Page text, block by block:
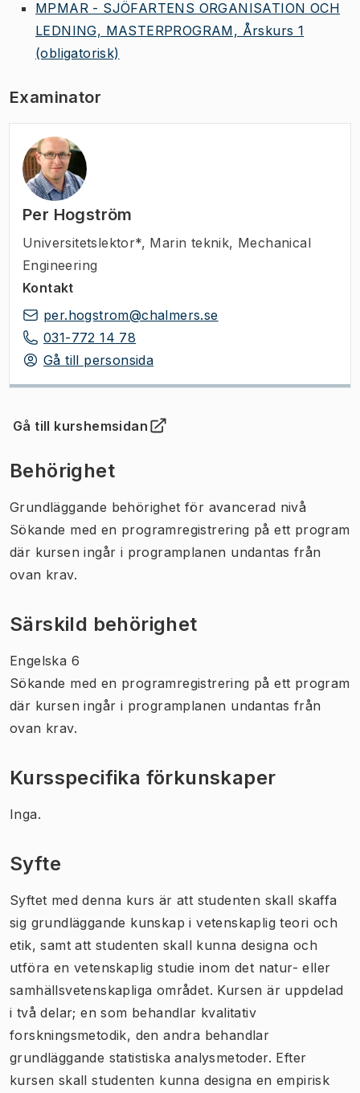
MPMAR - SJÖFARTENS ORGANISATION OCH
LEDNING, MASTERPROGRAM, Årskurs 1
(obligatorisk)
Examinator
Per Hogström
Universitetslektor*, Marin teknik, Mechanical
Engineering
Kontakt
per.hogstrom@chalmers.se
031-772 14 78
Gå till personsida
Gå till kurshemsidan
(Öppnas i ny flik)
Behörighet
Grundläggande behörighet för avancerad nivå
Sökande med en programregistrering på ett program
där kursen ingår i programplanen undantas från
ovan krav.
Särskild behörighet
Engelska 6
Sökande med en programregistrering på ett program
där kursen ingår i programplanen undantas från
ovan krav.
Kursspecifika förkunskaper
Inga.
Syfte
Syftet med denna kurs är att studenten skall skaffa
sig grundläggande kunskap i vetenskaplig teori och
etik, samt att studenten skall kunna designa och
utföra en vetenskaplig studie inom det natur- eller
samhällsvetenskapliga området. Kursen är uppdelad
i två delar; en som behandlar kvalitativ
forskningsmetodik, den andra behandlar
grundläggande statistiska analysmetoder. Efter
kursen skall studenten kunna designa en empirisk